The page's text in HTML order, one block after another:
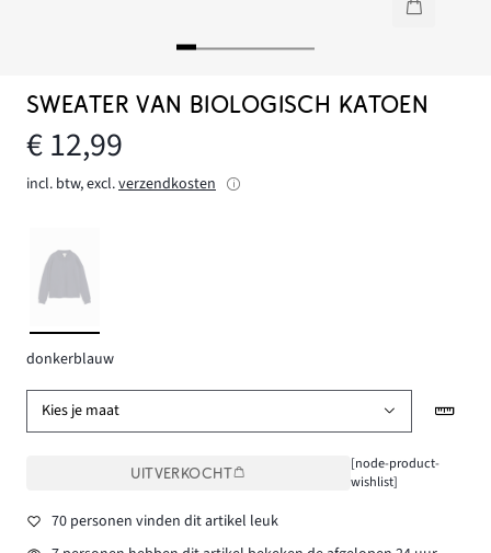
SWEATER VAN BIOLOGISCH KATOEN
€ 12,99
incl. btw, excl.verzendkosten
donkerblauw
Kies je maat
UITVERKOCHT
[node-product-
wishlist]
70 personen vinden dit artikel leuk